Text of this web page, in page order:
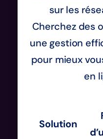
sur les
Cherchez des
une gestion
pour mieux
en
Solution